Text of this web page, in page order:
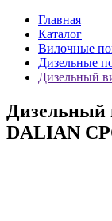
Главная
Каталог
Вилочные
Дизельные
Дизельный
Дизельный
DALIAN